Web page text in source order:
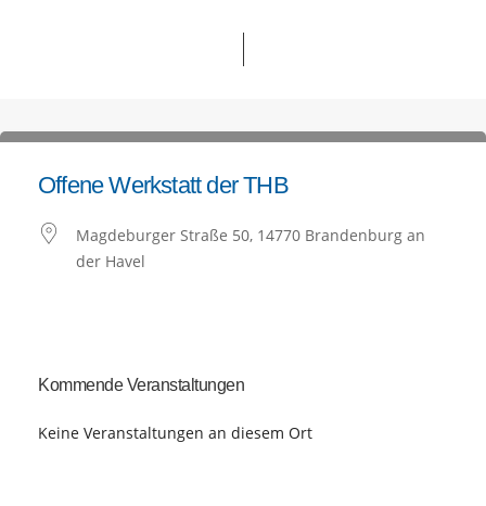
Offene Werkstatt der THB
Magdeburger Straße 50, 14770 Brandenburg an
der Havel
Kommende Veranstaltungen
Keine Veranstaltungen an diesem Ort